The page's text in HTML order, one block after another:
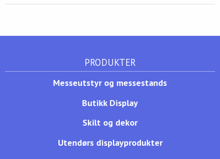
PRODUKTER
Messeutstyr og messestands
Butikk Display
Skilt og dekor
Utendørs displayprodukter